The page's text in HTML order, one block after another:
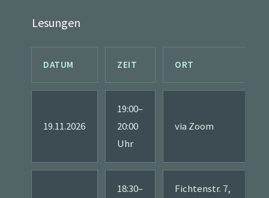
Lesungen
DATUM ZEIT ORT
19.11.2026
19:00–
20:00
Uhr
via Zoom
18:30–
Fichtenstr. 7,